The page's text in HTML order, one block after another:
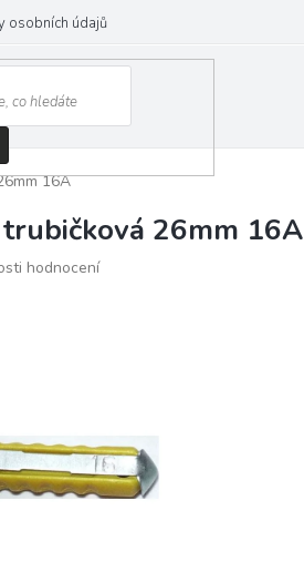
osobních údajů
16A
26mm 16A
hodnocení